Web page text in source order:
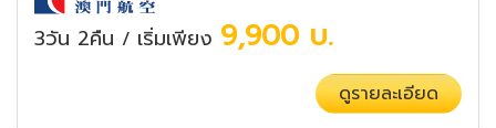
3วัน 2คืน / เริ่มเพียง 9,900 บ.
ดูรายละเอียด